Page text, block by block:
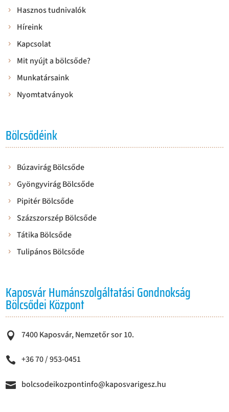
Hasznos tudnivalók
Híreink
Kapcsolat
Mit nyújt a bölcsőde?
Munkatársaink
Nyomtatványok
Bölcsődéink
Búzavirág Bölcsőde
Gyöngyvirág Bölcsőde
Pipitér Bölcsőde
Százszorszép Bölcsőde
Tátika Bölcsőde
Tulipános Bölcsőde
Kaposvár Humánszolgáltatási Gondnokság
Bölcsődei Központ
 7400 Kaposvár, Nemzetőr sor 10.
 +36 70 / 953-0451
 bolcsodeikozpontinfo@kaposvarigesz.hu